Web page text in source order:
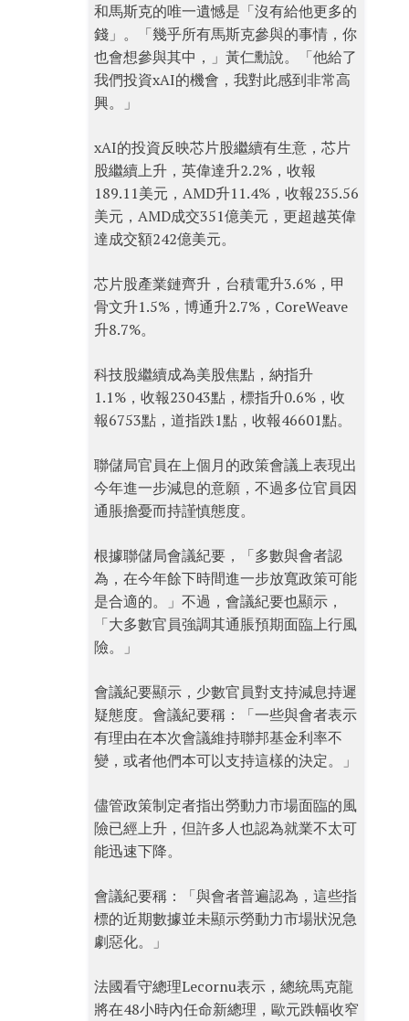
和馬斯克的唯一遺憾是「沒有給他更多的
錢」。「幾乎所有馬斯克參與的事情，你
也會想參與其中，」黃仁勳說。「他給了
我們投資xAI的機會，我對此感到非常高
興。」
xAI的投資反映芯片股繼續有生意，芯片
股繼續上升，英偉達升2.2%，收報
189.11美元，AMD升11.4%，收報235.56
美元，AMD成交351億美元，更超越英偉
達成交額242億美元。
芯片股產業鏈齊升，台積電升3.6%，甲
骨文升1.5%，博通升2.7%，CoreWeave
升8.7%。
科技股繼續成為美股焦點，納指升
1.1%，收報23043點，標指升0.6%，收
報6753點，道指跌1點，收報46601點。
聯儲局官員在上個月的政策會議上表現出
今年進一步減息的意願，不過多位官員因
通脹擔憂而持謹慎態度。
根據聯儲局會議紀要，「多數與會者認
為，在今年餘下時間進一步放寬政策可能
是合適的。」不過，會議紀要也顯示，
「大多數官員強調其通脹預期面臨上行風
險。」
會議紀要顯示，少數官員對支持減息持遲
疑態度。會議紀要稱：「一些與會者表示
有理由在本次會議維持聯邦基金利率不
變，或者他們本可以支持這樣的決定。」
儘管政策制定者指出勞動力市場面臨的風
險已經上升，但許多人也認為就業不太可
能迅速下降。
會議紀要稱：「與會者普遍認為，這些指
標的近期數據並未顯示勞動力市場狀況急
劇惡化。」
法國看守總理Lecornu表示，總統馬克龍
將在48小時內任命新總理，歐元跌幅收窄